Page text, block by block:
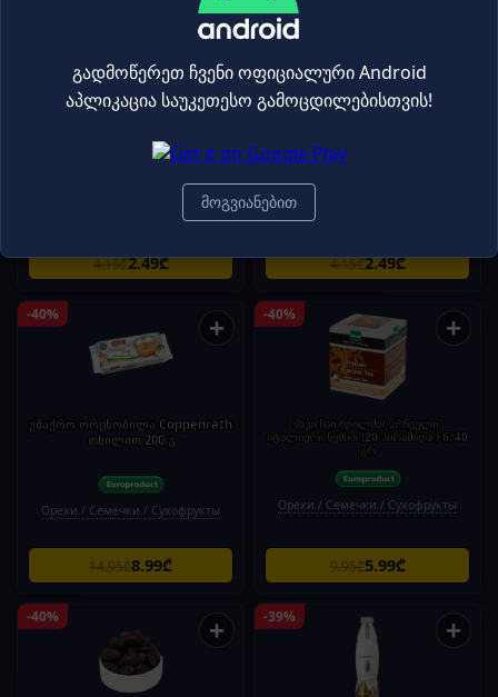
+
კარამელით, 20*100გ.
Орехи / Семечки / Сухофрукты
4.15₾2.49₾
-40%
Орехи / Семечки / Сухофрукты
4.15₾2.49₾
-40% +
უშაქრო ორცხობილა Coppenrath
თხილით 200 გ
Орехи / Семечки / Сухофрукты
14.95₾8.99₾
-40% +
შავი ჩაი /დილმა/ „რჩეული“
იტალიური ნუშით (20 პირამიდა ) 6*40
გრ
Орехи / Семечки / Сухофрукты
9.95₾5.99₾
-40% + -39% +
გადმოწერეთ ჩვენი ოფიციალური Android
აპლიკაცია საუკეთესო გამოცდილებისთვის!
მოგვიანებით